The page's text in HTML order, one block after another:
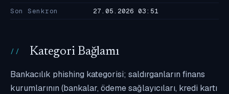
Son Senkron 27.05.2026 03:51
Kategori Bağlamı
Bankacılık phishing kategorisi; saldırganların finans
kurumlarının (bankalar, ödeme sağlayıcıları, kredi kartı